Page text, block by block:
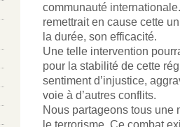
communauté
remettrait en cause cette
la durée, son efficacité.
Une telle intervention
pour la stabilité de cette
sentiment d’injustice,
voie à d’autres conflits.
Nous partageons tous une
le terrorisme. Ce combat